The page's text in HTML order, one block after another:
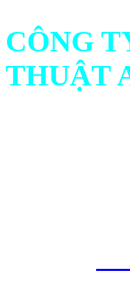
CÔNG
THUẬT